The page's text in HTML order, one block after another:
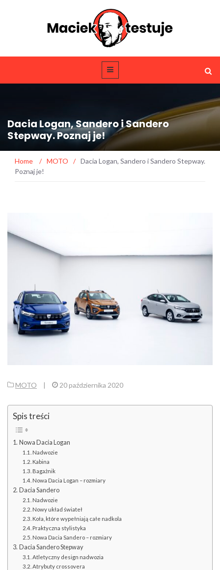
Dacia Logan, Sandero i Sandero
Stepway. Poznaj je!
Home / MOTO / Dacia Logan, Sandero i Sandero Stepway.
Poznaj je!
MOTO | 20 października 2020
Spis treści
Nowa Dacia Logan
Nadwozie
Kabina
Bagażnik
Nowa Dacia Logan – rozmiary
Dacia Sandero
Nadwozie
Nowy układ świateł
Koła, które wypełniają całe nadkola
Praktyczna stylistyka
Nowa Dacia Sandero – rozmiary
Dacia Sandero Stepway
Atletyczny design nadwozia
Atrybuty crossovera